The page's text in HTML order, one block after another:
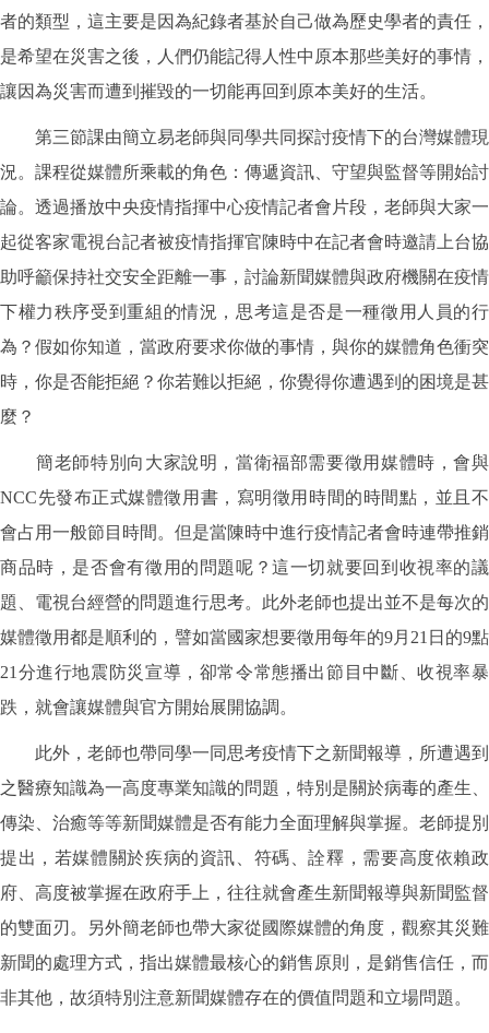
者的類型，這主要是因為紀錄者基於自己做為歷史學者的責任，
是希望在災害之後，人們仍能記得人性中原本那些美好的事情，
讓因為災害而遭到摧毀的一切能再回到原本美好的生活。
第三節課由簡立易老師與同學共同探討疫情下的台灣媒體現
況。課程從媒體所乘載的角色：傳遞資訊、守望與監督等開始討
論。透過播放中央疫情指揮中心疫情記者會片段，老師與大家一
起從客家電視台記者被疫情指揮官陳時中在記者會時邀請上台協
助呼籲保持社交安全距離一事，討論新聞媒體與政府機關在疫情
下權力秩序受到重組的情況，思考這是否是一種徵用人員的行
為？假如你知道，當政府要求你做的事情，與你的媒體角色衝突
時，你是否能拒絕？你若難以拒絕，你覺得你遭遇到的困境是甚
麼？
簡老師特別向大家說明，當衛福部需要徵用媒體時，會與
NCC先發布正式媒體徵用書，寫明徵用時間的時間點，並且不
會占用一般節目時間。但是當陳時中進行疫情記者會時連帶推銷
商品時，是否會有徵用的問題呢？這一切就要回到收視率的議
題、電視台經營的問題進行思考。此外老師也提出並不是每次的
媒體徵用都是順利的，譬如當國家想要徵用每年的9月21日的9點
21分進行地震防災宣導，卻常令常態播出節目中斷、收視率暴
跌，就會讓媒體與官方開始展開協調。
此外，老師也帶同學一同思考疫情下之新聞報導，所遭遇到
之醫療知識為一高度專業知識的問題，特別是關於病毒的產生、
傳染、治癒等等新聞媒體是否有能力全面理解與掌握。老師提別
提出，若媒體關於疾病的資訊、符碼、詮釋，需要高度依賴政
府、高度被掌握在政府手上，往往就會產生新聞報導與新聞監督
的雙面刃。另外簡老師也帶大家從國際媒體的角度，觀察其災難
新聞的處理方式，指出媒體最核心的銷售原則，是銷售信任，而
非其他，故須特別注意新聞媒體存在的價值問題和立場問題。